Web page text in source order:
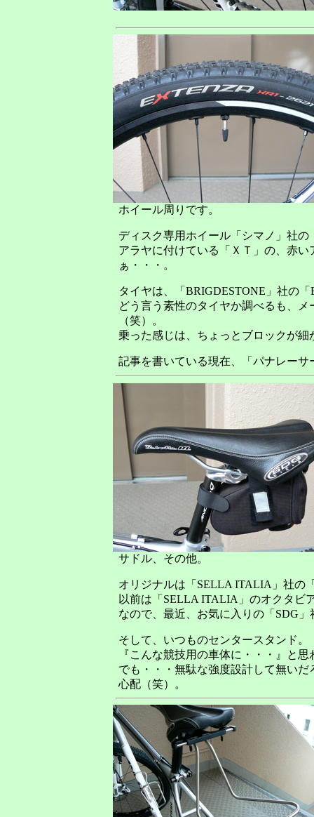
ホイール周りです。
ディスク専用ホイール「シマノ」社の
アラヤに付けている「ＸＴ」の、赤
ぁ・・・。
タイヤは、「BRIGDESTONE」社の
どう言う素性のタイヤか調べるも、
（笑）。
乗った感じは、ちょっとブロックが
記事を書いている現在、「パナレーサ
サドル、その他。
オリジナルは「SELLA ITALIA」社の
以前は「SELLA ITALIA」のオクタビ
なので、最近、お気に入りの「SDG
そして、いつものセンタースタンド。
『こんな競技用の車体に・・・』と
でも・・・無駄な強度設計して無い
心配（笑）。